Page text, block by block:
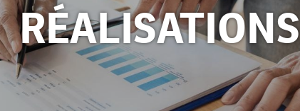
RÉALISATIONS